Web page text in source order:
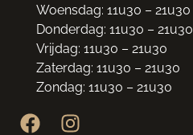
Woensdag: 11u30 – 21u30
Donderdag: 11u30 – 21u30
Vrijdag: 11u30 – 21u30
Zaterdag: 11u30 – 21u30
Zondag: 11u30 – 21u30